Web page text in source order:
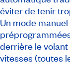
éviter de tenir
Un mode
derrière le volant
vitesses (toutes